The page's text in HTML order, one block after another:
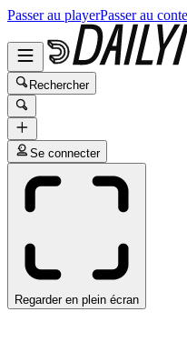
Passer au playerPasser au
Rechercher
Se connecter
Regarder en plein écran